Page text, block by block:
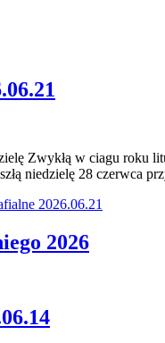
Zwykłą w ciagu roku
niedzielę 28 czerwca
2026.06.21
2026